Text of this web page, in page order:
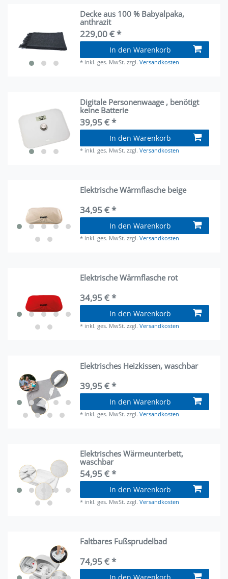
Decke aus 100 % Babyalpaka,
anthrazit
229,00 € *
In den Warenkorb
* inkl. ges. MwSt. zzgl.Versandkosten
Digitale Personenwaage , benötigt
keine Batterie
39,95 € *
In den Warenkorb
* inkl. ges. MwSt. zzgl.Versandkosten
Elektrische Wärmflasche beige
34,95 € *
In den Warenkorb
* inkl. ges. MwSt. zzgl.Versandkosten
Elektrische Wärmflasche rot
34,95 € *
In den Warenkorb
* inkl. ges. MwSt. zzgl.Versandkosten
Elektrisches Heizkissen, waschbar
39,95 € *
In den Warenkorb
* inkl. ges. MwSt. zzgl.Versandkosten
Elektrisches Wärmeunterbett,
waschbar
54,95 € *
In den Warenkorb
* inkl. ges. MwSt. zzgl.Versandkosten
Faltbares Fußsprudelbad
74,95 € *